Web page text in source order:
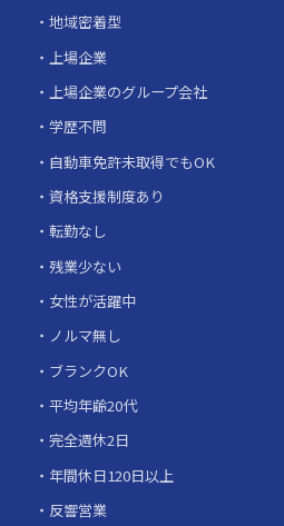
地域密着型
上場企業
上場企業のグループ会社
学歴不問
自動車免許未取得でもOK
資格支援制度あり
転勤なし
残業少ない
女性が活躍中
ノルマ無し
ブランクOK
平均年齢20代
完全週休2日
年間休日120日以上
反響営業